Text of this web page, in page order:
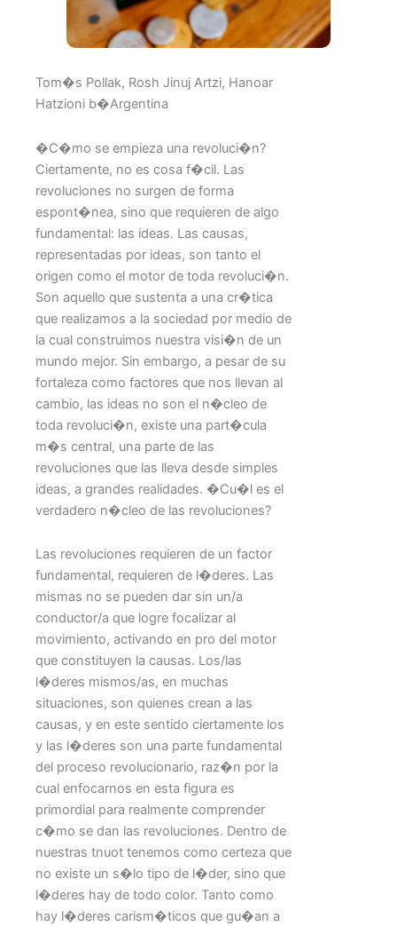
Tom�s Pollak, Rosh Jinuj Artzi, Hanoar
Hatzioni b�Argentina
�C�mo se empieza una revoluci�n?
Ciertamente, no es cosa f�cil. Las
revoluciones no surgen de forma
espont�nea, sino que requieren de algo
fundamental: las ideas. Las causas,
representadas por ideas, son tanto el
origen como el motor de toda revoluci�n.
Son aquello que sustenta a una cr�tica
que realizamos a la sociedad por medio de
la cual construimos nuestra visi�n de un
mundo mejor. Sin embargo, a pesar de su
fortaleza como factores que nos llevan al
cambio, las ideas no son el n�cleo de
toda revoluci�n, existe una part�cula
m�s central, una parte de las
revoluciones que las lleva desde simples
ideas, a grandes realidades. �Cu�l es el
verdadero n�cleo de las revoluciones?
Las revoluciones requieren de un factor
fundamental, requieren de l�deres. Las
mismas no se pueden dar sin un/a
conductor/a que logre focalizar al
movimiento, activando en pro del motor
que constituyen la causas. Los/las
l�deres mismos/as, en muchas
situaciones, son quienes crean a las
causas, y en este sentido ciertamente los
y las l�deres son una parte fundamental
del proceso revolucionario, raz�n por la
cual enfocarnos en esta figura es
primordial para realmente comprender
c�mo se dan las revoluciones. Dentro de
nuestras tnuot tenemos como certeza que
no existe un s�lo tipo de l�der, sino que
l�deres hay de todo color. Tanto como
hay l�deres carism�ticos que gu�an a